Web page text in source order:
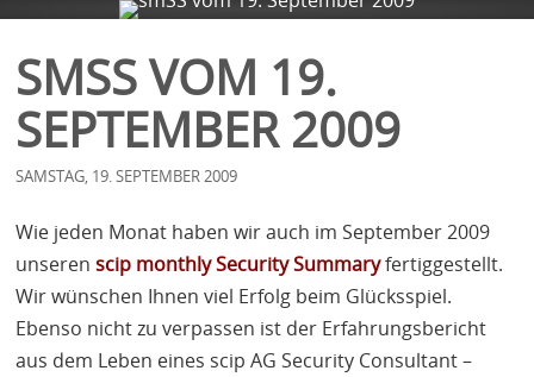
SMSS VOM 19.
SEPTEMBER 2009
SAMSTAG, 19. SEPTEMBER 2009
Wie jeden Monat haben wir auch im September 2009
unserenscip monthly Security Summaryfertiggestellt.
Wir wünschen Ihnen viel Erfolg beim Glücksspiel.
Ebenso nicht zu verpassen ist der Erfahrungsbericht
aus dem Leben eines scip AG Security Consultant –